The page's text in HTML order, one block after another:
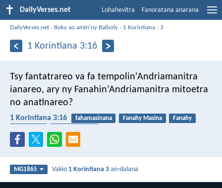
DailyVerses.net Lohahevitra Fanoratana anarana
DailyVerses.net › Boky ao amin'ny Baiboly › 1 Korintiana ›3
1 Korintiana 3:16
Tsy fantatrareo va fa tempolin'Andriamanitra
ianareo, ary ny Fanahin'Andriamanitra mitoetra
no anatinareo?
1 Korintiana 3:16 fahamasinana Fanahy Masina
Fanahy
MG1865 Vakio 1 Korintiana 3 an-dalana